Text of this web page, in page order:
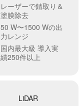
レーザーで錆取り＆
塗膜除去
50 W〜1500 Wの出
力レンジ
国内最大級 導入実
績250件以上
LiDAR